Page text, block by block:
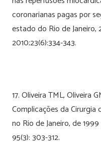
coronarianas pagas por
estado do Rio de
2010;23(6):334-343.
17. Oliveira TML, Oliveira
Complicações da Cirurgia
no Rio de Janeiro, de
95(3): 303-312.